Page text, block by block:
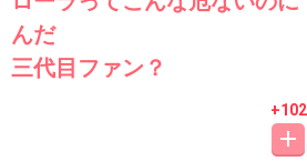
んだ
三代目ファン？
+102